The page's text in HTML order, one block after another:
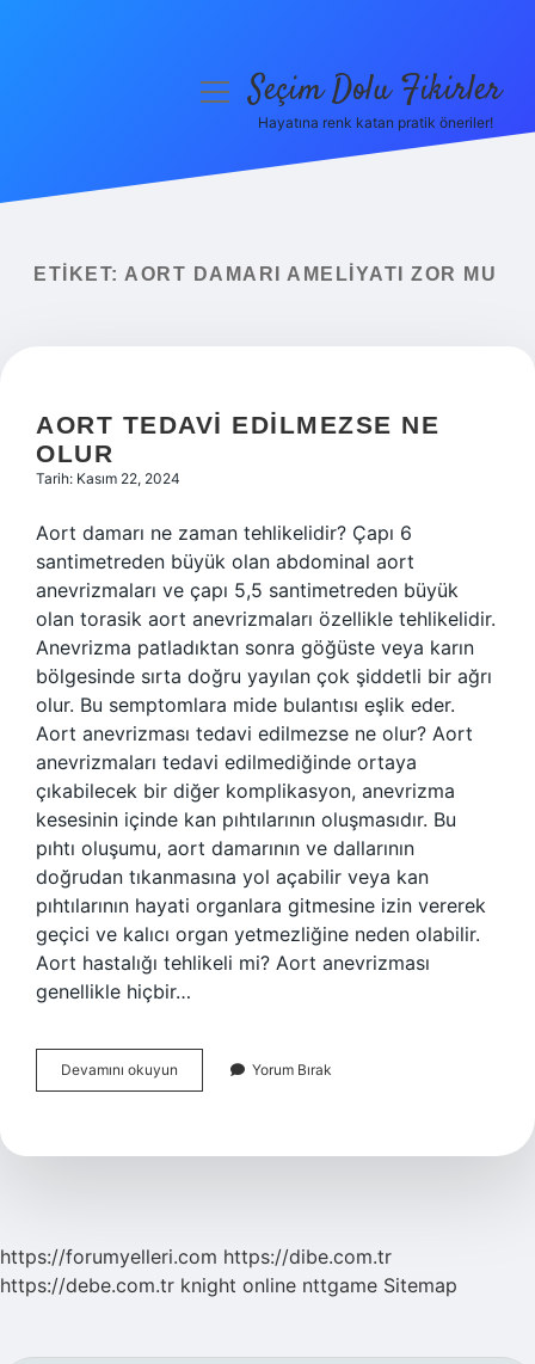
Yasal Uyarı
menüyüSeçim Dolu Fikirler
Hayatına renk katan pratik öneriler!
ETIKET: AORT DAMARI AMELIYATI ZOR MU
AORT TEDAVI EDILMEZSE NE
OLUR
Tarih: Kasım 22, 2024
Aort damarı ne zaman tehlikelidir? Çapı 6
santimetreden büyük olan abdominal aort
anevrizmaları ve çapı 5,5 santimetreden büyük
olan torasik aort anevrizmaları özellikle tehlikelidir.
Anevrizma patladıktan sonra göğüste veya karın
bölgesinde sırta doğru yayılan çok şiddetli bir ağrı
olur. Bu semptomlara mide bulantısı eşlik eder.
Aort anevrizması tedavi edilmezse ne olur? Aort
anevrizmaları tedavi edilmediğinde ortaya
çıkabilecek bir diğer komplikasyon, anevrizma
kesesinin içinde kan pıhtılarının oluşmasıdır. Bu
pıhtı oluşumu, aort damarının ve dallarının
doğrudan tıkanmasına yol açabilir veya kan
pıhtılarının hayati organlara gitmesine izin vererek
geçici ve kalıcı organ yetmezliğine neden olabilir.
Aort hastalığı tehlikeli mi? Aort anevrizması
genellikle hiçbir…
Devamını okuyun
Tedavi
Olur
Yorum Bırak
https://forumyelleri.com https://dibe.com.tr
https://debe.com.tr knight online nttgame Sitemap